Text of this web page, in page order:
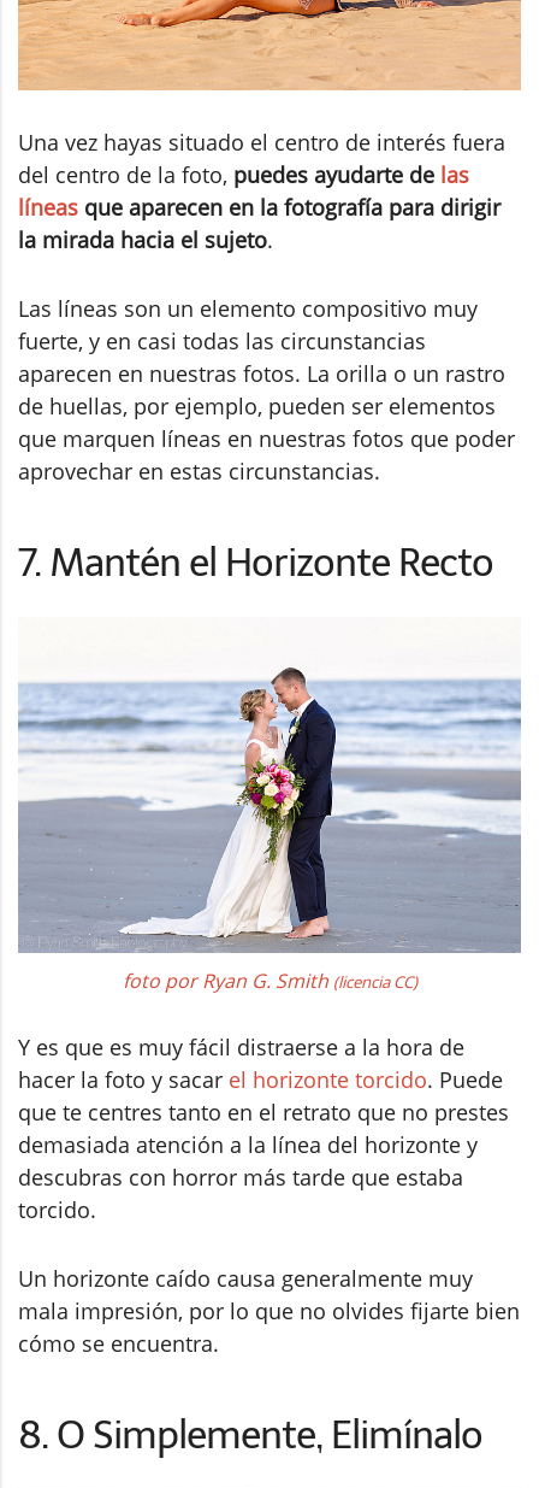
Una vez hayas situado el centro de interés fuera
del centro de la foto, puedes ayudarte de las
líneas que aparecen en la fotografía para dirigir
la mirada hacia el sujeto.
Las líneas son un elemento compositivo muy
fuerte, y en casi todas las circunstancias
aparecen en nuestras fotos. La orilla o un rastro
de huellas, por ejemplo, pueden ser elementos
que marquen líneas en nuestras fotos que poder
aprovechar en estas circunstancias.
7. Mantén el Horizonte Recto
foto por Ryan G. Smith (licencia CC)
Y es que es muy fácil distraerse a la hora de
hacer la foto y sacar el horizonte torcido. Puede
que te centres tanto en el retrato que no prestes
demasiada atención a la línea del horizonte y
descubras con horror más tarde que estaba
torcido.
Un horizonte caído causa generalmente muy
mala impresión, por lo que no olvides fijarte bien
cómo se encuentra.
8. O Simplemente, Elimínalo